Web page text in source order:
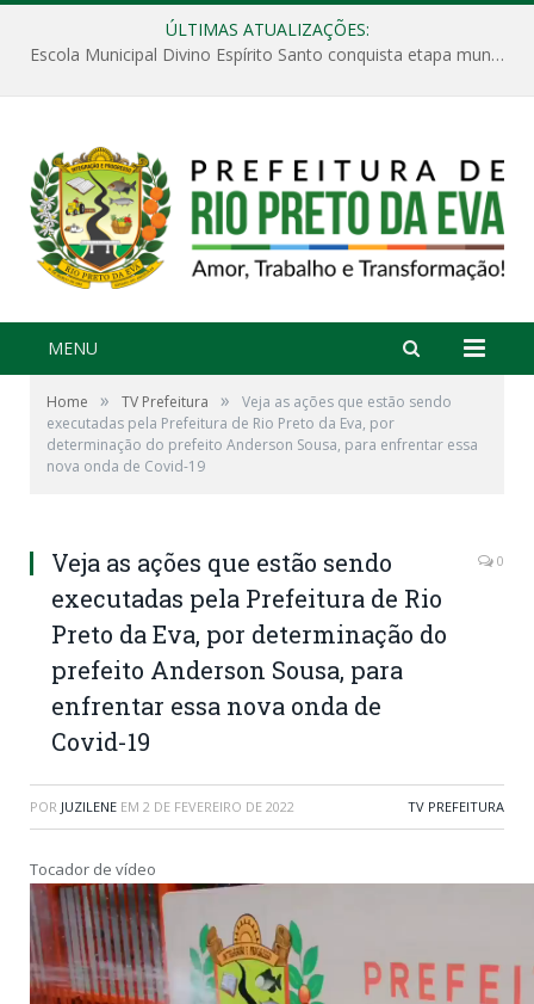
ÚLTIMAS ATUALIZAÇÕES:
Escola Municipal Divino Espírito Santo conquista etapa municipal da V Feira Amazonense de Matemática
MENU
Home » TV Prefeitura »
Veja as ações que estão sendo
executadas pela Prefeitura de Rio Preto da Eva, por
determinação do prefeito Anderson Sousa, para enfrentar essa
nova onda de Covid-19
Veja as ações que estão sendo
executadas pela Prefeitura de Rio
Preto da Eva, por determinação do
prefeito Anderson Sousa, para
enfrentar essa nova onda de
Covid-19
0
POR JUZILENE EM 2 DE FEVEREIRO DE 2022 TV PREFEITURA
Tocador de vídeo